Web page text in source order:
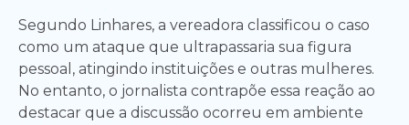
Segundo Linhares, a vereadora classificou o caso
como um ataque que ultrapassaria sua figura
pessoal, atingindo instituições e outras mulheres.
No entanto, o jornalista contrapõe essa reação ao
destacar que a discussão ocorreu em ambiente